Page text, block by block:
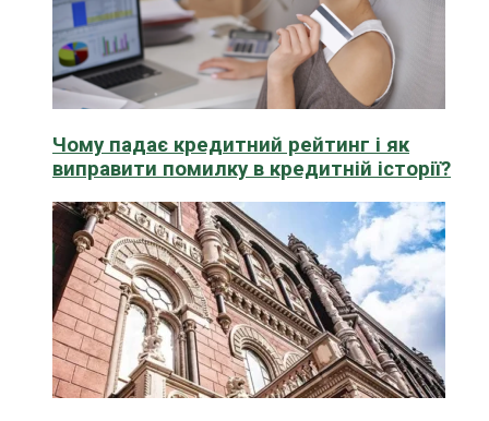
Чому падає кредитний рейтинг і як
виправити помилку в кредитній історії?